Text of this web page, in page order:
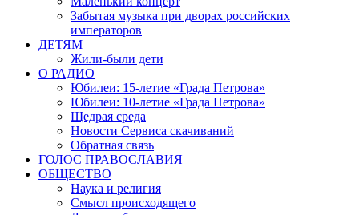
Забытая музыка при дворах российских
императоров
ДЕТЯМ
Жили-были дети
О РАДИО
Юбилеи: 15-летие «Града Петрова»
Юбилеи: 10-летие «Града Петрова»
Щедрая среда
Новости Сервиса скачиваний
Обратная связь
ГОЛОС ПРАВОСЛАВИЯ
ОБЩЕСТВО
Наука и религия
Смысл происходящего